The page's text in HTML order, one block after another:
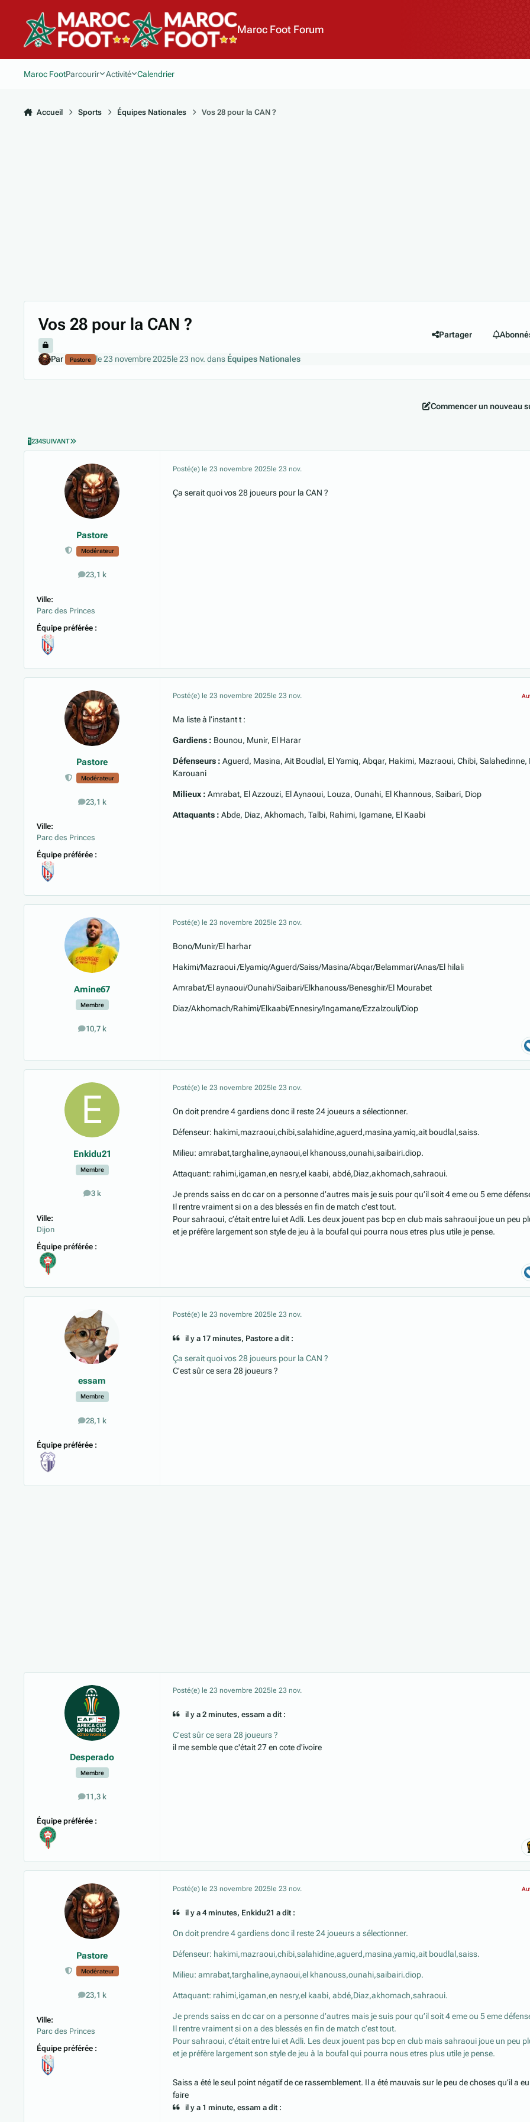
Maroc Foot Forum
Maroc FootParcourir Activité Calendrier
Accueil Sports Équipes Nationales Vos 28 pour la CAN ?
Vos 28 pour la CAN ?
Partager
Par Pastore le 23 novembre 2025le 23 nov. dans Équipes Nationales
Commencer un nouveau
1234SUIVANT DERNIÈRE PAGE
Pastore
Modérateur
23,1 k
messages
Ville:
Parc des Princes
Équipe préférée :
Posté(e) le 23 novembre 2025le 23 nov.
Ça serait quoi vos 28 joueurs pour la CAN ?
Pastore
Modérateur
23,1 k
messages
Ville:
Parc des Princes
Équipe préférée :
Posté(e) le 23 novembre 2025 le 23 nov.
Ma liste à l’instant t :
Gardiens : Bounou, Munir, El Harar
Défenseurs : Aguerd, Masina, Ait Boudlal, El Yamiq, Abqar, Hakimi, Mazraoui, Chibi, Salahedinne,
Karouani
Milieux : Amrabat, El Azzouzi, El Aynaoui, Louza, Ounahi, El Khannous, Saibari, Diop
Attaquants : Abde, Diaz, Akhomach, Talbi, Rahimi, Igamane, El Kaabi
Amine67
Membre
10,7 k
messages
Posté(e) le 23 novembre 2025 le 23 nov.
Bono/Munir/El harhar
Hakimi/Mazraoui /Elyamiq/Aguerd/Saiss/Masina/Abqar/Belammari/Anas/El hilali
Amrabat/El aynaoui/Ounahi/Saibari/Elkhanouss/Benesghir/El Mourabet
Diaz/Akhomach/Rahimi/Elkaabi/Ennesiry/Ingamane/Ezzalzouli/Diop
Enkidu21
Membre
3 k
messages
Ville:
Dijon
Équipe préférée :
Posté(e) le 23 novembre 2025le 23 nov.
On doit prendre 4 gardiens donc il reste 24 joueurs a sélectionner.
Défenseur: hakimi,mazraoui,chibi,salahidine,aguerd,masina,yamiq,ait boudlal,saiss.
Milieu: amrabat,targhaline,aynaoui,el khanouss,ounahi,saibairi.diop.
Attaquant: rahimi,igaman,en nesry,el kaabi, abdé,Diaz,akhomach,sahraoui.
Je prends saiss en dc car on a personne d’autres mais je suis pour qu’il soit 4 eme ou 5 eme
Il rentre vraiment si on a des blessés en fin de match c’est tout.
Pour sahraoui, c’était entre lui et Adli. Les deux jouent pas bcp en club mais sahraoui joue un peu
et je préfère largement son style de jeu à la boufal qui pourra nous etres plus utile je pense.
essam
Membre
28,1 k
messages
Équipe préférée :
Posté(e) le 23 novembre 2025 le 23 nov.
il y a 17 minutes, Pastore a dit :
Ça serait quoi vos 28 joueurs pour la CAN ?
C'est sûr ce sera 28 joueurs ?
Desperado
Membre
11,3 k
messages
Équipe préférée :
Posté(e) le 23 novembre 2025 le 23 nov.
il y a 2 minutes, essam a dit :
C'est sûr ce sera 28 joueurs ?
il me semble que c'était 27 en cote d'ivoire
Pastore
Modérateur
23,1 k
messages
Ville:
Parc des Princes
Équipe préférée :
Posté(e) le 23 novembre 2025 le 23 nov.
il y a 4 minutes, Enkidu21 a dit :
On doit prendre 4 gardiens donc il reste 24 joueurs a sélectionner.
Défenseur: hakimi,mazraoui,chibi,salahidine,aguerd,masina,yamiq,ait boudlal,saiss.
Milieu: amrabat,targhaline,aynaoui,el khanouss,ounahi,saibairi.diop.
Attaquant: rahimi,igaman,en nesry,el kaabi, abdé,Diaz,akhomach,sahraoui.
Je prends saiss en dc car on a personne d’autres mais je suis pour qu’il soit 4 eme ou 5 eme
Il rentre vraiment si on a des blessés en fin de match c’est tout.
Pour sahraoui, c’était entre lui et Adli. Les deux jouent pas bcp en club mais sahraoui joue un peu
et je préfère largement son style de jeu à la boufal qui pourra nous etres plus utile je pense.
Saiss a été le seul point négatif de ce rassemblement. Il a été mauvais sur le peu de choses qu’il a
faire
il y a 1 minute, essam a dit :